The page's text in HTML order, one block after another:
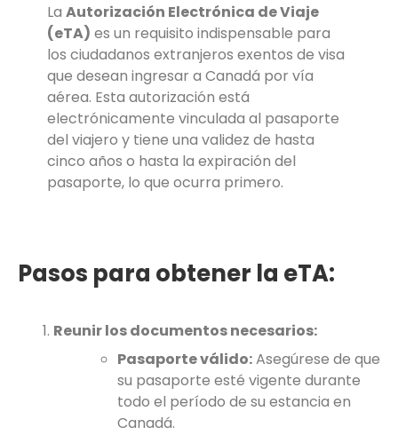
La Autorización Electrónica de Viaje
(eTA) es un requisito indispensable para
los ciudadanos extranjeros exentos de visa
que desean ingresar a Canadá por vía
aérea. Esta autorización está
electrónicamente vinculada al pasaporte
del viajero y tiene una validez de hasta
cinco años o hasta la expiración del
pasaporte, lo que ocurra primero.
Pasos para obtener la eTA:
Reunir los documentos necesarios:
Pasaporte válido:Asegúrese de que
su pasaporte esté vigente durante
todo el período de su estancia en
Canadá.